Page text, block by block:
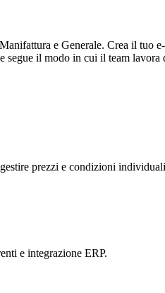
e Generale. Crea il tuo
segue il modo in cui il team lavora
prezzi e condizioni
e integrazione ERP.